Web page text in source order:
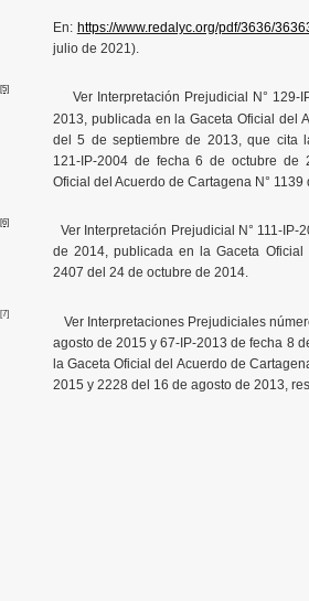
En: https://www.redalyc.org/pdf/3636/
julio de 2021).
[5]
Ver Interpretación Prejudicial N° 129-
2013, publicada en la Gaceta Oficial del
del 5 de septiembre de 2013, que cita
121-IP-2004 de fecha 6 de octubre de
Oficial del Acuerdo de Cartagena N°
[6]
Ver Interpretación Prejudicial N° 111-IP-
de 2014, publicada en la Gaceta Oficial
2407 del 24 de octubre de 2014.
[7]
Ver Interpretaciones Prejudiciales
agosto de 2015 y 67-IP-2013 de fecha 8
la Gaceta Oficial del Acuerdo de
2015 y 2228 del 16 de agosto de 2013,